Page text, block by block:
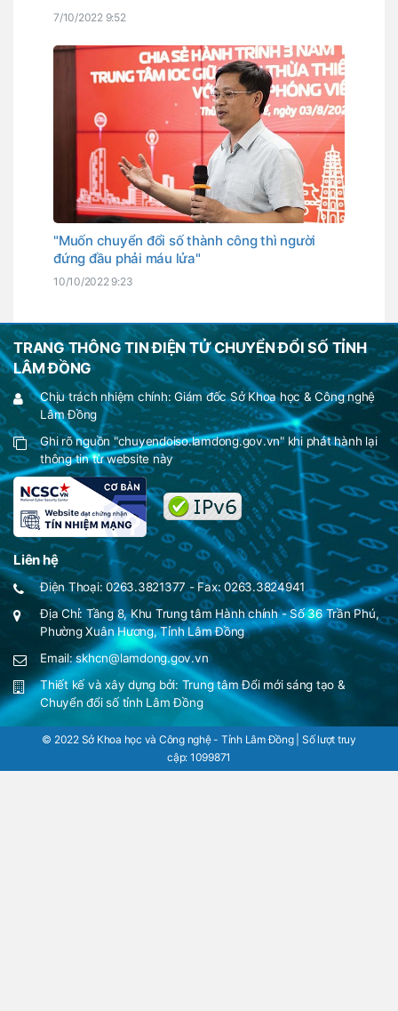
7/10/2022 9:52
"Muốn chuyển đổi số thành công thì người
đứng đầu phải máu lửa"
10/10/2022 9:23
TRANG THÔNG TIN ĐIỆN TỬ CHUYỂN ĐỔI SỐ TỈNH
LÂM ĐỒNG
Chịu trách nhiệm chính: Giám đốc Sở Khoa học & Công nghệ
Lâm Đồng
Ghi rõ nguồn "chuyendoiso.lamdong.gov.vn" khi phát hành lại
thông tin từ website này
Liên hệ
Điện Thoại: 0263.3821377 - Fax: 0263.3824941
Địa Chỉ: Tầng 8, Khu Trung tâm Hành chính - Số 36 Trần Phú,
Phường Xuân Hương, Tỉnh Lâm Đồng
Email: skhcn@lamdong.gov.vn
Thiết kế và xây dựng bởi: Trung tâm Đổi mới sáng tạo &
Chuyển đổi số tỉnh Lâm Đồng
© 2022 Sở Khoa học và Công nghệ - Tỉnh Lâm Đồng | Số lượt truy
cập: 1099871